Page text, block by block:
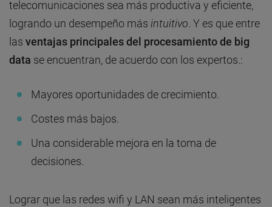
telecomunicaciones sea más productiva y eficiente,
logrando un desempeño más intuitivo. Y es que entre
las ventajas principales del procesamiento de big
data se encuentran, de acuerdo con los expertos.:
Mayores oportunidades de crecimiento.
Costes más bajos.
Una considerable mejora en la toma de
decisiones.
Lograr que las redes wifi y LAN sean más inteligentes